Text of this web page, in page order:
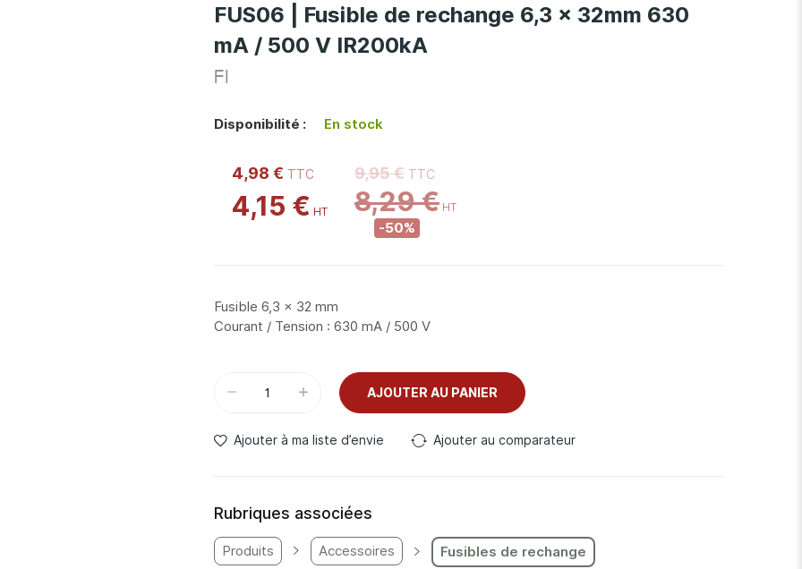
FUS06 | Fusible de rechange 6,3 x 32mm 630
mA / 500 V IR200kA
FI
Disponibilité : En stock
4,98 €
4,15 €
9,95 €
8,29 €
-50%
Fusible 6,3 x 32 mm
Courant / Tension : 630 mA / 500 V
AJOUTER AU PANIER
Ajouter à ma liste d’envie Ajouter au comparateur
Rubriques associées
Produits Accessoires Fusibles de rechange